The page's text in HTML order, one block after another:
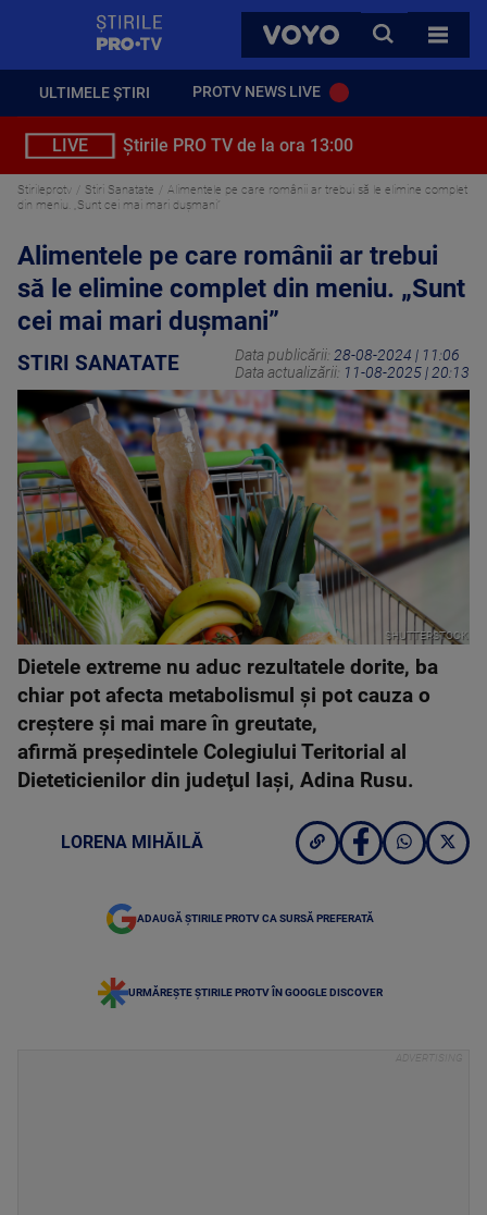
VOYO
CAUTA
TOATE
ULTIMELE ȘTIRI PROTV NEWS LIVE
LIVE Știrile PRO TV de la ora 13:00
Stirileprotv Stiri Sanatate
Alimentele pe care românii ar trebui să le elimine complet
din meniu. „Sunt cei mai mari duşmani”
Alimentele pe care românii ar trebui
să le elimine complet din meniu. „Sunt
cei mai mari duşmani”
STIRI SANATATE Data publicării: 28-08-2024 | 11:06
Data actualizării: 11-08-2025 | 20:13
SHUTTERSTOCK
Dietele extreme nu aduc rezultatele dorite, ba
chiar pot afecta metabolismul şi pot cauza o
creştere şi mai mare în greutate,
afirmă preşedintele Colegiului Teritorial al
Dieteticienilor din judeţul Iaşi, Adina Rusu.
LORENA MIHĂILĂ
ADAUGĂ ȘTIRILE PROTV CA SURSĂ PREFERATĂ
URMĂREȘTE ȘTIRILE PROTV ÎN GOOGLE DISCOVER